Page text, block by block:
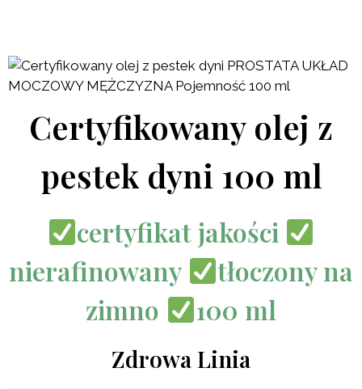
Certyfikowany olej z
pestek dyni 100 ml
certyfikat jakości
nierafinowany
tłoczony na
zimno
100 ml
Zdrowa Linia